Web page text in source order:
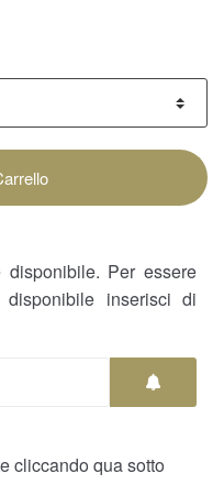
Per essere
inserisci di
cliccando qua sotto